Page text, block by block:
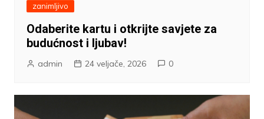
zanimljivo
Odaberite kartu i otkrijte savjete za
budućnost i ljubav!
admin 24 veljače, 2026 0